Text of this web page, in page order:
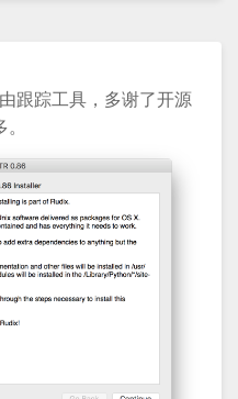
跟踪工具，多谢了开源